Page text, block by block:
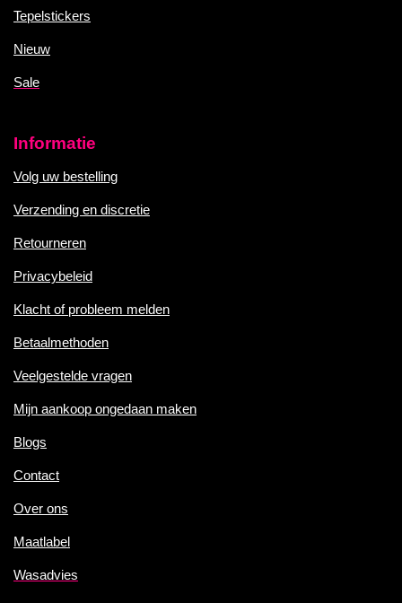
Tepelstickers
Nieuw
Sale
Informatie
Volg uw bestelling
Verzending en discretie
Retourneren
Privacybeleid
Klacht of probleem melden
Betaalmethoden
Veelgestelde vragen
Mijn aankoop ongedaan maken
Blogs
Contact
Over ons
Maatlabel
Wasadvies